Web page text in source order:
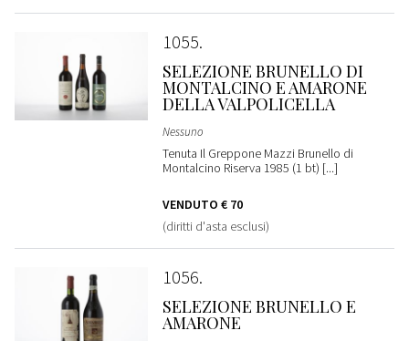
1055
SELEZIONE BRUNELLO DI
MONTALCINO E AMARONE
DELLA VALPOLICELLA
Nessuno
Tenuta Il Greppone Mazzi Brunello di
Montalcino Riserva 1985 (1 bt) [...]
VENDUTO € 70
(diritti d'asta esclusi)
1056
SELEZIONE BRUNELLO E
AMARONE